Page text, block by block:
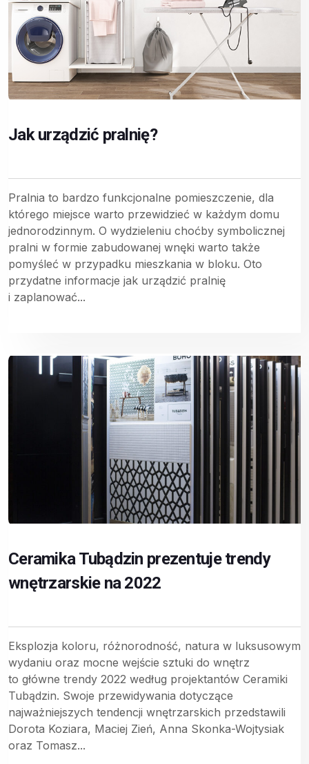
Jak urządzić pralnię?
Pralnia to bardzo funkcjonalne pomieszczenie, dla
którego miejsce warto przewidzieć w każdym domu
jednorodzinnym. O wydzieleniu choćby symbolicznej
pralni w formie zabudowanej wnęki warto także
pomyśleć w przypadku mieszkania w bloku. Oto
przydatne informacje jak urządzić pralnię
i zaplanować...
Ceramika Tubądzin prezentuje trendy
wnętrzarskie na 2022
Eksplozja koloru, różnorodność, natura w luksusowym
wydaniu oraz mocne wejście sztuki do wnętrz
to główne trendy 2022 według projektantów Ceramiki
Tubądzin. Swoje przewidywania dotyczące
najważniejszych tendencji wnętrzarskich przedstawili
Dorota Koziara, Maciej Zień, Anna Skonka-Wojtysiak
oraz Tomasz...